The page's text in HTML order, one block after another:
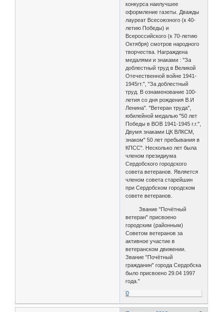
конкурса наилучшее
оформление газеты. Дважды
лауреат Всесоюзного (к 40-
летию Победы) и
Всероссийского (к 70-летию
Октября) смотров народного
творчества. Награждена
медалями и знаками : "За
доблестный труд в Великой
Отечественной войне 1941-
1945гт.", "За доблестный
труд. В ознаменование 100-
летия со дня рождения В.И
Ленина". "Ветеран труда",
юбилейной медалью "50 лет
Победы в ВОВ 1941-1945 г.г.",
Двумя знаками ЦК ВЛКСМ,
знаком" 50 лет пребывания в
КПСС". Несколько лет была
членом президиума
Сердобского городского
совета ветеранов. Является
членом совета старейшин
при Сердобском городском
совете ветеранов.
Звание "Почётный
ветеран" присвоено
городским (районным)
Советом ветеранов за
активное участие в
ветеранском движении.
Звание "Почётный
гражданин" города Сердобска
было присвоено 29.04 1997
года."
0